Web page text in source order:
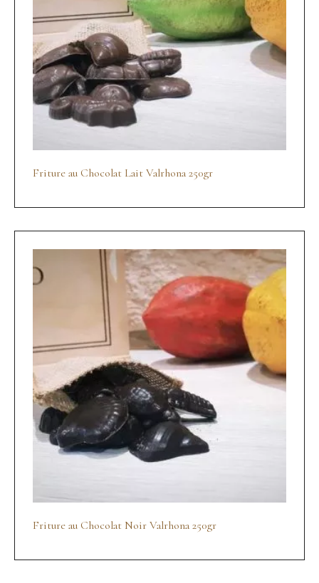
Friture au Chocolat Lait Valrhona 250gr
Friture au Chocolat Noir Valrhona 250gr